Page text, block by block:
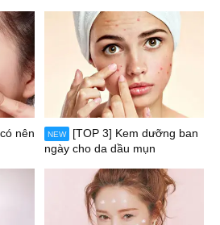
nên
NEW
[TOP 3] Kem dưỡng ban
ngày cho da dầu mụn